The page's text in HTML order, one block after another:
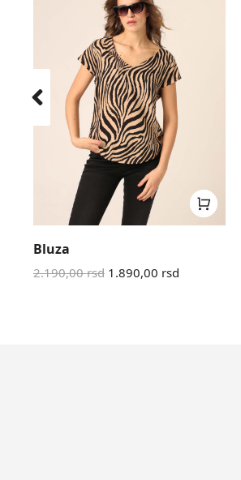
Bluza
2.190,00rsd 1.890,00 rsd